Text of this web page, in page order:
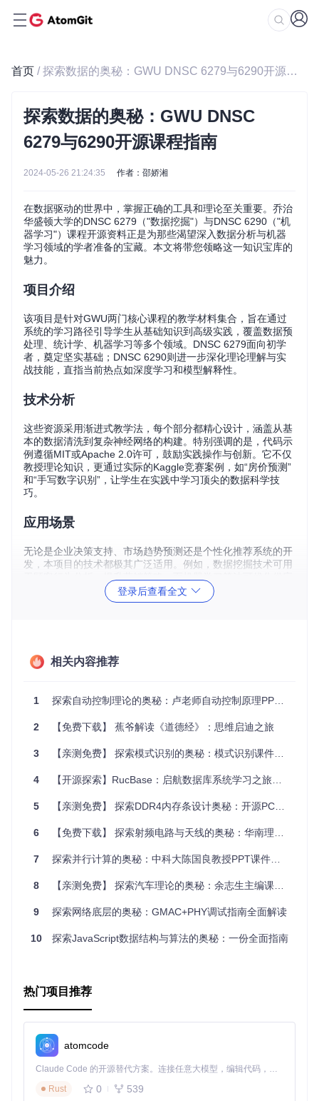
首页 / 探索数据的奥秘：GWU DNSC 6279与6290开源课程指南
探索数据的奥秘：GWU DNSC
6279与6290开源课程指南
2024-05-26 21:24:35 作者：邵娇湘
在数据驱动的世界中，掌握正确的工具和理论至关重要。乔治
华盛顿大学的DNSC 6279（"数据挖掘"）与DNSC 6290（"机
器学习"）课程开源资料正是为那些渴望深入数据分析与机器
学习领域的学者准备的宝藏。本文将带您领略这一知识宝库的
魅力。
项目介绍
该项目是针对GWU两门核心课程的教学材料集合，旨在通过
系统的学习路径引导学生从基础知识到高级实践，覆盖数据预
处理、统计学、机器学习等多个领域。DNSC 6279面向初学
者，奠定坚实基础；DNSC 6290则进一步深化理论理解与实
战技能，直指当前热点如深度学习和模型解释性。
技术分析
这些资源采用渐进式教学法，每个部分都精心设计，涵盖从基
本的数据清洗到复杂神经网络的构建。特别强调的是，代码示
例遵循MIT或Apache 2.0许可，鼓励实践操作与创新。它不仅
教授理论知识，更通过实际的Kaggle竞赛案例，如“房价预测”
和“手写数字识别”，让学生在实践中学习顶尖的数据科学技
巧。
应用场景
无论是企业决策支持、市场趋势预测还是个性化推荐系统的开
发，本项目的技术都极其广泛适用。例如，数据挖掘技术可用
链管理，实现自动故障诊断等。对于科研人员而言，这里的文
本挖掘与矩阵分解技术能助力他们从文献海洋中提取有价值的
实战导向：结合Kaggle竞赛，鼓励应用所学解决真实世界问
易于上手：提供了清晰的学习路径和大量实例代码，适合不
同水平的学习者。
开放许可：大部分材料可在遵守简单条款下自由使用，适合
教学与个人研究。
全方位学习生态。
GWU的这套开源资料，不只是一系列课程文档，它是通往数
据科学殿堂的钥匙。对于希望在数据领域深造或是提升自我技
术能力的朋友们，这无疑是一个宝贵的起点。无论你是初出茅
开启你的数据探索之旅，下一个数据科学明星可能就是你。
登录后查看全文
相关内容推荐
1 探索自动控制理论的奥秘：卢老师自动控制原理PPT推荐
2 【免费下载】 蕉爷解读《道德经》：思维启迪之旅
3 【亲测免费】 探索模式识别的奥秘：模式识别课件PPT推荐
4 【开源探索】RucBase：启航数据库系统学习之旅的绝佳实践平台
5 【亲测免费】 探索DDR4内存条设计奥秘：开源PCB资源全面解析
6 【免费下载】 探索射频电路与天线的奥秘：华南理工大学PPT课件推荐
7 探索并行计算的奥秘：中科大陈国良教授PPT课件全集
8 【亲测免费】 探索汽车理论的奥秘：余志生主编课件资源推荐
9 探索网络底层的奥秘：GMAC+PHY调试指南全面解读
10 探索JavaScript数据结构与算法的奥秘：一份全面指南
热门项目推荐
atomcode
Claude Code 的开源替代方案。连接任意大模型，编辑代码，运行命令，自动验证 — 全自动执行。用 Rust 构建，极致性能。 ｜ An open-source alternative to Claude Code. Connect any LLM, edit code, run commands, and verify changes — autonomously. Built in Rust for speed. Get Started
Rust
0 539